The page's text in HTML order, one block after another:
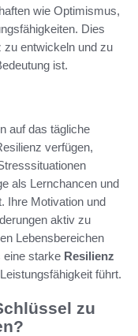
wie Optimismus,
Dies
zu entwickeln und zu
ist.
auf das tägliche
verfügen,
als Lernchancen und
Ihre Motivation und
aktiv zu
Lebensbereichen
eine starke Resilienz
führt.
zu